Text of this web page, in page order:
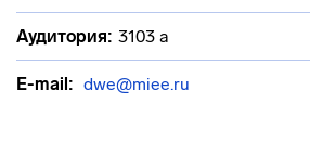
Аудитория: 3103 а
E-mail: dwe@miee.ru